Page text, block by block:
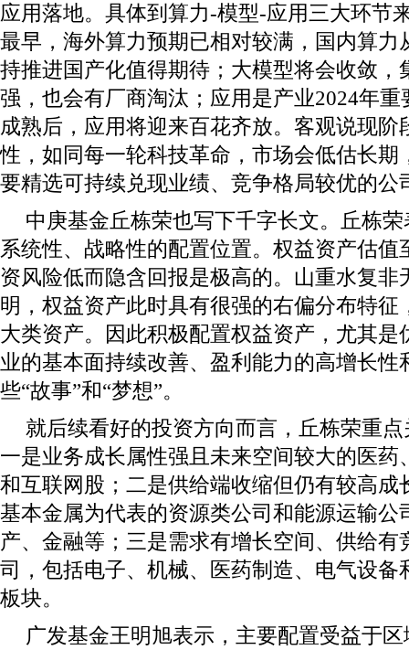
应用落地。具体到算力-模型-应用三大环节
最早，海外算力预期已相对较满，国内算力
持推进国产化值得期待；大模型将会收敛，
强，也会有厂商淘汰；应用是产业2024年
成熟后，应用将迎来百花齐放。客观说现
性，如同每一轮科技革命，市场会低估长期
要精选可持续兑现业绩、竞争格局较优的公
中庚基金丘栋荣也写下千字长文。丘栋
系统性、战略性的配置位置。权益资产估值
资风险低而隐含回报是极高的。山重水复非
明，权益资产此时具有很强的右偏分布特征
大类资产。因此积极配置权益资产，尤其是
业的基本面持续改善、盈利能力的高增长性
些“故事”和“梦想”。
就后续看好的投资方向而言，丘栋荣重
一是业务成长属性强且未来空间较大的医药
和互联网股；二是供给端收缩但仍有较高成
基本金属为代表的资源类公司和能源运输公
产、金融等；三是需求有增长空间、供给有
司，包括电子、机械、医药制造、电气设备
板块。
广发基金王明旭表示，主要配置受益于